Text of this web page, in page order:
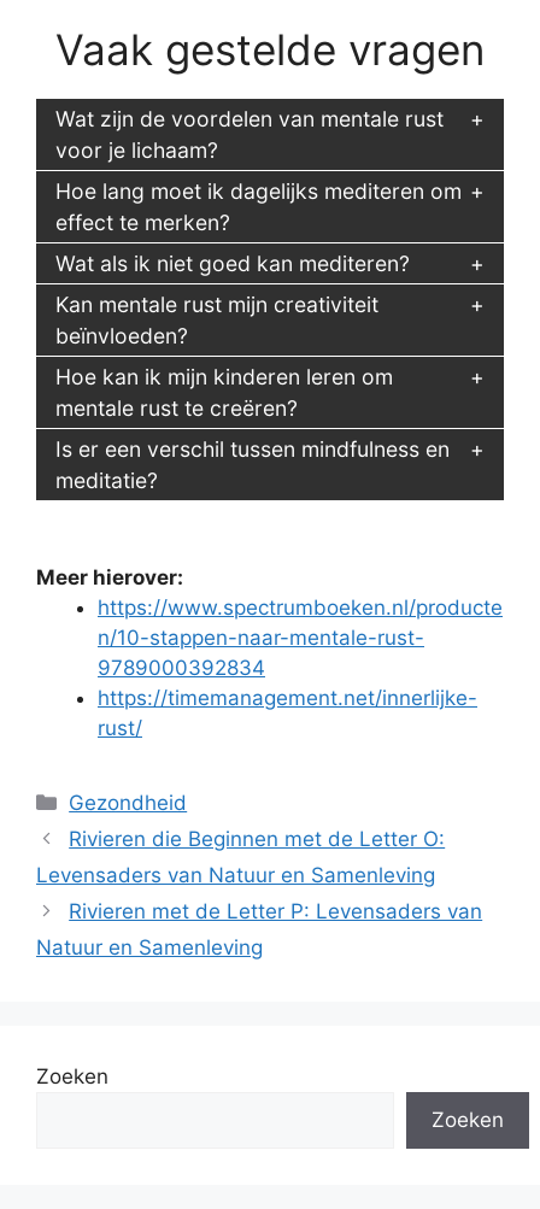
Vaak gestelde vragen
Wat zijn de voordelen van mentale rust
voor je lichaam?
Hoe lang moet ik dagelijks mediteren om
effect te merken?
Wat als ik niet goed kan mediteren?
Kan mentale rust mijn creativiteit
beïnvloeden?
Hoe kan ik mijn kinderen leren om
mentale rust te creëren?
Is er een verschil tussen mindfulness en
meditatie?
Meer hierover:
https://www.spectrumboeken.nl/producte
n/10-stappen-naar-mentale-rust-
9789000392834
https://timemanagement.net/innerlijke-
rust/
Categorieën
Gezondheid
Rivieren die Beginnen met de Letter O:
Levensaders van Natuur en Samenleving
Rivieren met de Letter P: Levensaders van
Natuur en Samenleving
Zoeken
Zoeken